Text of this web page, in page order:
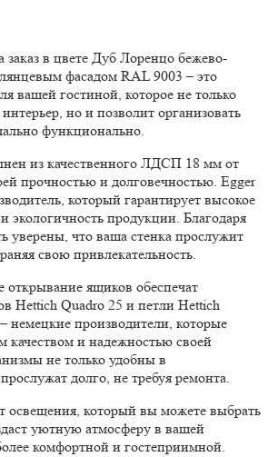
заказ в цвете Дуб Лоренцо бежево-
фасадом RAL 9003 – это
вашей гостиной, которое не только
но и позволит организовать
функционально.
из качественного ЛДСП 18 мм от
прочностью и долговечностью. Egger
который гарантирует высокое
экологичность продукции. Благодаря
уверены, что ваша стенка прослужит
свою привлекательность.
ящиков обеспечат
Hettich Quadro 25 и петли Hettich
немецкие производители, которые
качеством и надежностью своей
не только удобны в
долго, не требуя ремонта.
освещения, который вы можете выбрать
уютную атмосферу в вашей
комфортной и гостеприимной.